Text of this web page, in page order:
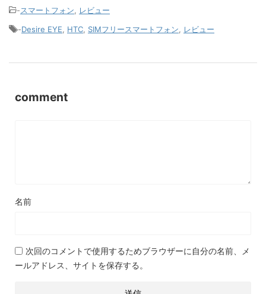
-スマートフォン
レビュー
-Desire EYE HTC SIMフリースマートフォン レビュー
comment
名前
次回のコメントで使用するためブラウザーに自分の名前、メ
ールアドレス、サイトを保存する。